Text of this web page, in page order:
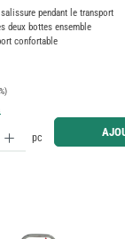
pendant le transport
deux bottes ensemble
confortable
quantité souhaitée ou utilisez
pc